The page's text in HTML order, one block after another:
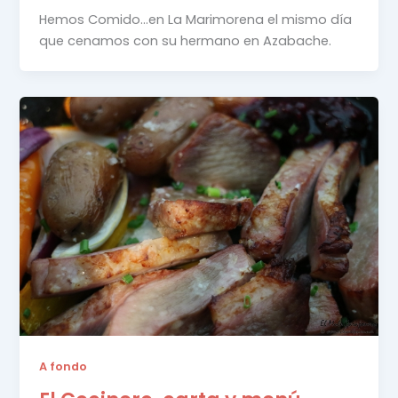
Hemos Comido…en La Marimorena el mismo día
que cenamos con su hermano en Azabache.
A fondo